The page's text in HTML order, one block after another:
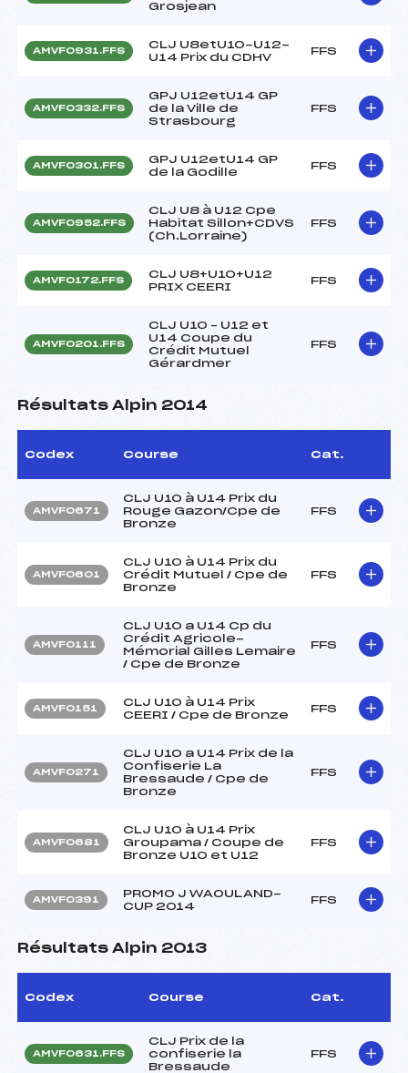
Grosjean
AMVF0931.FFS
CLJ U8etU10-U12-
U14 Prix du CDHV
FFS
AMVF0332.FFS
GPJ U12etU14 GP
de la Ville de
Strasbourg
FFS
AMVF0301.FFS
GPJ U12etU14 GP
de la Godille
FFS
AMVF0952.FFS
CLJ U8 à U12 Cpe
Habitat Sillon+CDVS
(Ch.Lorraine)
FFS
AMVF0172.FFS
CLJ U8+U10+U12
PRIX CEERI
FFS
AMVF0201.FFS
CLJ U10 – U12 et
U14 Coupe du
Crédit Mutuel
Gérardmer
FFS
Résultats Alpin 2014
Codex Course Cat.
AMVF0671
CLJ U10 à U14 Prix du
Rouge Gazon/Cpe de
Bronze
FFS
AMVF0601
CLJ U10 à U14 Prix du
Crédit Mutuel / Cpe de
Bronze
FFS
AMVF0111
CLJ U10 a U14 Cp du
Crédit Agricole-
Mémorial Gilles Lemaire
/ Cpe de Bronze
FFS
AMVF0151
CLJ U10 à U14 Prix
CEERI / Cpe de Bronze
FFS
AMVF0271
CLJ U10 a U14 Prix de la
Confiserie La
Bressaude / Cpe de
Bronze
FFS
AMVF0681
CLJ U10 à U14 Prix
Groupama / Coupe de
Bronze U10 et U12
FFS
AMVF0391
PROMO J WAOULAND-
CUP 2014
FFS
Résultats Alpin 2013
Codex Course Cat.
AMVF0631.FFS
CLJ Prix de la
confiserie la
Bressaude
FFS